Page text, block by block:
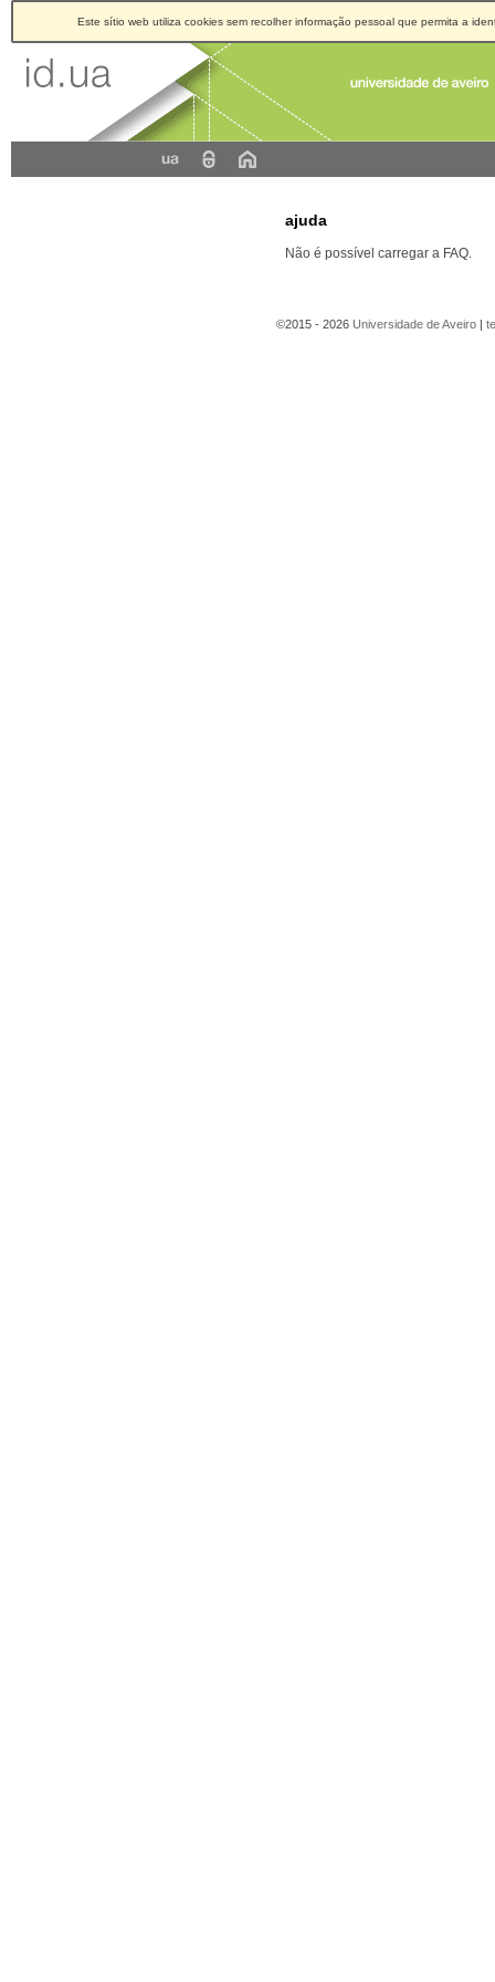
ajuda
Não é possível carregar a FAQ.
©2015 - 2026 Universidade de Aveiro |
Este sítio web utiliza cookies sem recolher informação pessoal que permita a